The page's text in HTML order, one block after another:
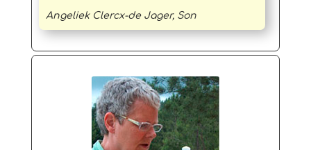
Angeliek Clercx-de Jager, Son